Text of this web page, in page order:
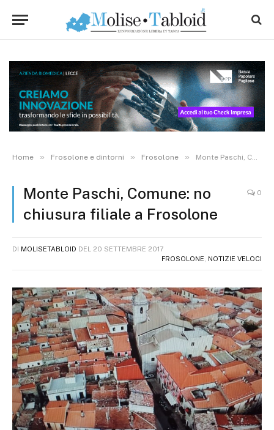
Home » Frosolone e dintorni » Frosolone » Monte Paschi, Comune: no chiusura filiale a Frosolone
Monte Paschi, Comune: no
chiusura filiale a Frosolone
0
DI MOLISETABLOID DEL 20 SETTEMBRE 2017
FROSOLONE
NOTIZIE VELOCI